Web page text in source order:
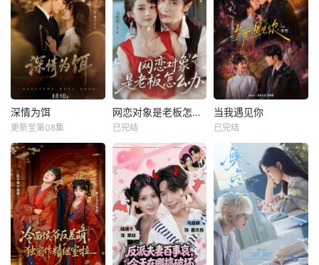
深情为饵
更新至第08集
网恋对象是老板怎么办
已完结
当我遇见你
已完结